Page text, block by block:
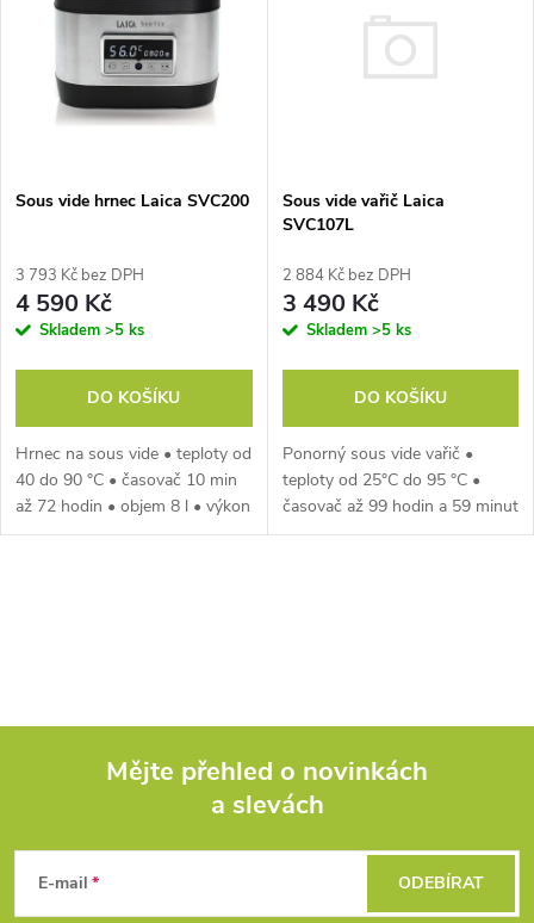
Sous vide hrnec Laica SVC200
3 793 Kč bez DPH
4 590 Kč
Skladem >5 ks
DO KOŠÍKU
Hrnec na sous vide • teploty od
40 do 90 °C • časovač 10 min
až 72 hodin • objem 8 l • výkon
800 W • LED displej • 5 ks
Sous vide vařič Laica
SVC107L
2 884 Kč bez DPH
3 490 Kč
Skladem >5 ks
DO KOŠÍKU
Ponorný sous vide vařič •
teploty od 25°C do 95 °C •
časovač až 99 hodin a 59 minut
• pro objem hrnce 6 – 15 l •
a
Mějte přehled o novinkách
a slevách
E-mail ODEBÍRAT